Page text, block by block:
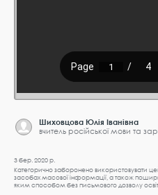
Шиховцова Юлія Іванівна
вчитель російської мови та
3 бер. 2020 р.
Категорично заборонено використовувати
засобах масової інформації, а також
яким способом без письмового дозволу